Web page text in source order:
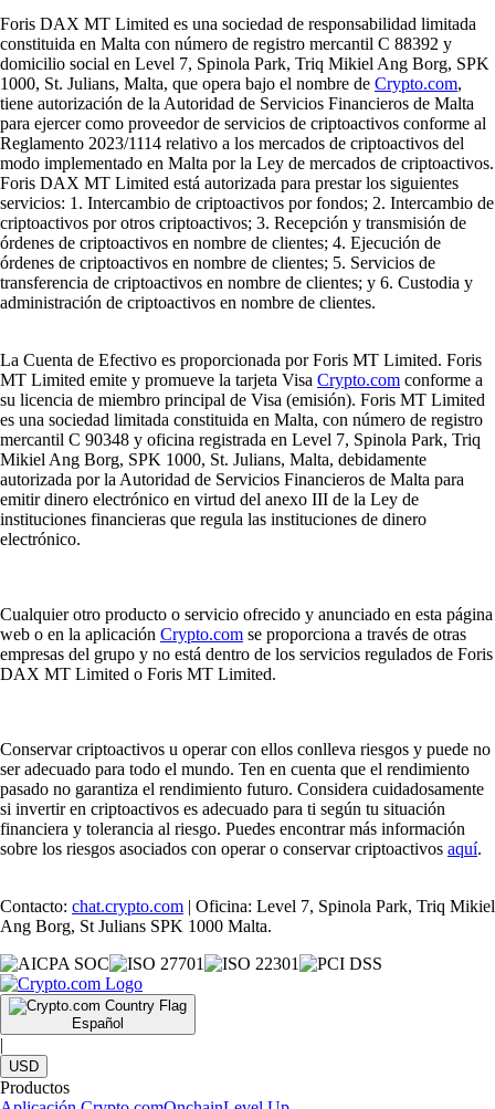
Foris DAX MT Limited es una sociedad de responsabilidad limitada
constituida en Malta con número de registro mercantil C 88392 y
domicilio social en Level 7, Spinola Park, Triq Mikiel Ang Borg, SPK
1000, St. Julians, Malta, que opera bajo el nombre de Crypto.com,
tiene autorización de la Autoridad de Servicios Financieros de Malta
para ejercer como proveedor de servicios de criptoactivos conforme al
Reglamento 2023/1114 relativo a los mercados de criptoactivos del
modo implementado en Malta por la Ley de mercados de criptoactivos.
Foris DAX MT Limited está autorizada para prestar los siguientes
servicios: 1. Intercambio de criptoactivos por fondos; 2. Intercambio de
criptoactivos por otros criptoactivos; 3. Recepción y transmisión de
órdenes de criptoactivos en nombre de clientes; 4. Ejecución de
órdenes de criptoactivos en nombre de clientes; 5. Servicios de
transferencia de criptoactivos en nombre de clientes; y 6. Custodia y
administración de criptoactivos en nombre de clientes.
La Cuenta de Efectivo es proporcionada por Foris MT Limited. Foris
MT Limited emite y promueve la tarjeta Visa Crypto.com conforme a
su licencia de miembro principal de Visa (emisión). Foris MT Limited
es una sociedad limitada constituida en Malta, con número de registro
mercantil C 90348 y oficina registrada en Level 7, Spinola Park, Triq
Mikiel Ang Borg, SPK 1000, St. Julians, Malta, debidamente
autorizada por la Autoridad de Servicios Financieros de Malta para
emitir dinero electrónico en virtud del anexo III de la Ley de
instituciones financieras que regula las instituciones de dinero
electrónico.
Cualquier otro producto o servicio ofrecido y anunciado en esta página
web o en la aplicación Crypto.com se proporciona a través de otras
empresas del grupo y no está dentro de los servicios regulados de Foris
DAX MT Limited o Foris MT Limited.
Conservar criptoactivos u operar con ellos conlleva riesgos y puede no
ser adecuado para todo el mundo. Ten en cuenta que el rendimiento
pasado no garantiza el rendimiento futuro. Considera cuidadosamente
si invertir en criptoactivos es adecuado para ti según tu situación
financiera y tolerancia al riesgo. Puedes encontrar más información
sobre los riesgos asociados con operar o conservar criptoactivos aquí.
Contacto: chat.crypto.com | Oficina: Level 7, Spinola Park, Triq Mikiel
Ang Borg, St Julians SPK 1000 Malta.
Español
|
USD
Productos